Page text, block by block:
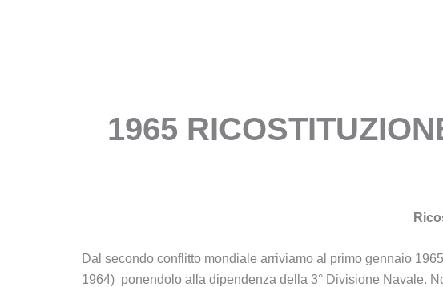
1965
Dal secondo conflitto mondiale arriviamo al primo gennaio
1964) ponendolo alla dipendenza della 3° Divisione Navale.